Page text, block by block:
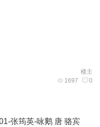
楼主
1697 0
张筠英-咏鹅 唐 骆宾